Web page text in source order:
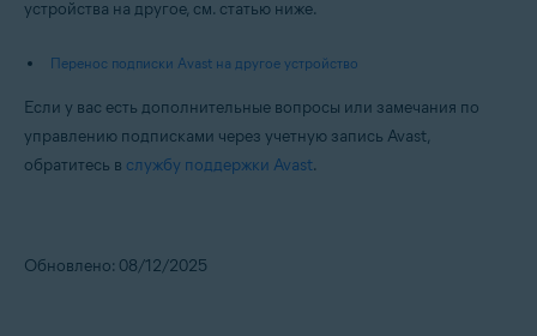
устройства на другое, см. статью ниже.
Перенос подписки Avast на другое устройство
Если у вас есть дополнительные вопросы или замечания по
управлению подписками через учетную запись Avast,
обратитесь в службу поддержки Avast.
Обновлено: 08/12/2025